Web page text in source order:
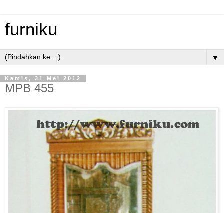
furniku
▼
Kamis, 31 Mei 2012
MPB 455